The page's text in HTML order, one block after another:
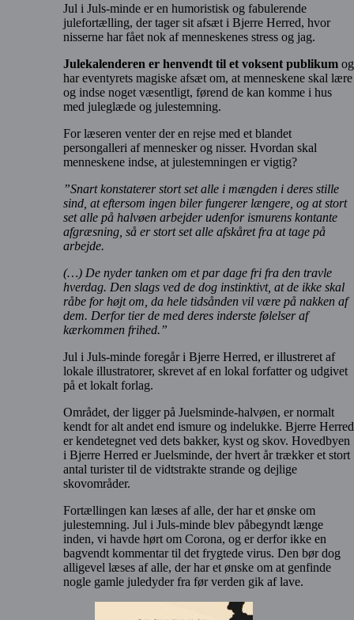
Jul i Juls-minde er en humoristisk og fabulerende
julefortælling, der tager sit afsæt i Bjerre Herred, hvor
nisserne har fået nok af menneskenes stress og jag.
Julekalenderen er henvendt til et voksent publikum og
har eventyrets magiske afsæt om, at menneskene skal lære
og indse noget væsentligt, førend de kan komme i hus
med juleglæde og julestemning.
For læseren venter der en rejse med et blandet
persongalleri af mennesker og nisser. Hvordan skal
menneskene indse, at julestemningen er vigtig?
”Snart konstaterer stort set alle i mængden i deres stille
sind, at eftersom ingen biler fungerer længere, og at stort
set alle på halvøen arbejder udenfor ismurens kontante
afgræsning, så er stort set alle afskåret fra at tage på
arbejde.
(…) De nyder tanken om et par dage fri fra den travle
hverdag. Den slags ved de dog instinktivt, at de ikke skal
råbe for højt om, da hele tidsånden vil være på nakken af
dem. Derfor tier de med deres inderste følelser af
kærkommen frihed.”
Jul i Juls-minde foregår i Bjerre Herred, er illustreret af
lokale illustratorer, skrevet af en lokal forfatter og udgivet
på et lokalt forlag.
Området, der ligger på Juelsminde-halvøen, er normalt
kendt for alt andet end ismure og indelukke. Bjerre Herred
er kendetegnet ved dets bakker, kyst og skov. Hovedbyen
i Bjerre Herred er Juelsminde, der hvert år trækker et stort
antal turister til de vidtstrakte strande og dejlige
skovområder.
Fortællingen kan læses af alle, der har et ønske om
julestemning. Jul i Juls-minde blev påbegyndt længe
inden, vi havde hørt om Corona, og er derfor ikke en
bagvendt kommentar til det frygtede virus. Den bør dog
alligevel læses af alle, der har et ønske om at genfinde
nogle gamle juledyder fra før verden gik af lave.